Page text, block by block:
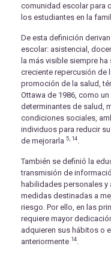
comunidad escolar para
los estudiantes en la
De esta definición
escolar: asistencial,
la más visible siempre
creciente repercusión de
promoción de la salud,
Ottawa de 1986, como
determinantes de salud,
condiciones sociales,
individuos para reducir
de mejorarla 5, 14
También se definió la
transmisión de
habilidades personales
medidas destinadas a
riesgo. Por ello, en las
requiere mayor
adquieren sus hábitos o
anteriormente 14